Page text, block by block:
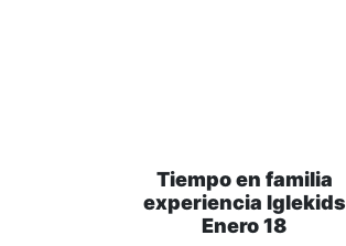
Tiempo en familia
experiencia Iglekids
Enero 18